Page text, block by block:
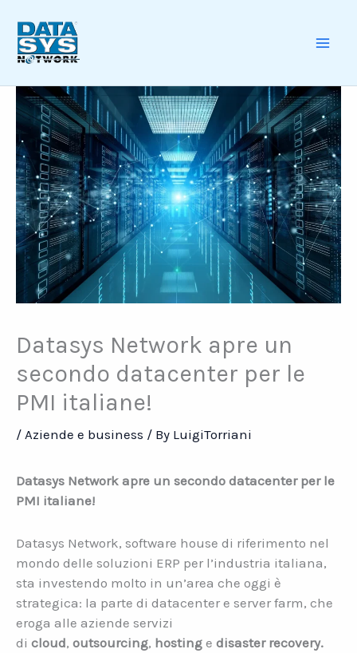
content
Datasys Network apre un
secondo datacenter per le
PMI italiane!
/ Aziende e business / By LuigiTorriani
Datasys Network apre un secondo datacenter per le
PMI italiane!
Datasys Network, software house di riferimento nel
mondo delle soluzioni ERP per l’industria italiana,
sta investendo molto in un’area che oggi è
strategica: la parte di datacenter e server farm, che
eroga alle aziende servizi
di cloud, outsourcing, hosting e disaster recovery.